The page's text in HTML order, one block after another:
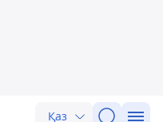
Қаз